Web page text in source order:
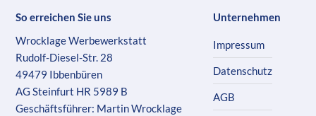
So erreichen Sie uns
Wrocklage Werbewerkstatt
Rudolf-Diesel-Str. 28
49479 Ibbenbüren
AG Steinfurt HR 5989 B
Geschäftsführer: Martin Wrocklage
Unternehmen
Impressum
Datenschutz
AGB